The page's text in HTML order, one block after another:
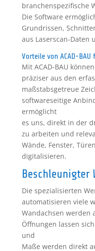
branchenspezifische
Die Software
Grundrissen,
aus Laserscan-Daten
Vorteile von ACAD-BAU
Mit ACAD-BAU
präziser aus den
maßstabsgetreue
softwareseitige
ermöglicht
es uns, direkt in der
zu arbeiten und
Wände, Fenster,
digitalisieren.
Beschleunigter
Die spezialisierten
automatisieren viele
Wandachsen werden
Öffnungen lassen
und
Maße werden direkt